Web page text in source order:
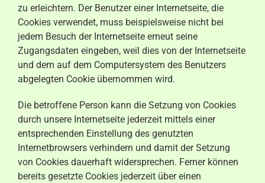
zu erleichtern. Der Benutzer einer Internetseite, die
Cookies verwendet, muss beispielsweise nicht bei
jedem Besuch der Internetseite erneut seine
Zugangsdaten eingeben, weil dies von der Internetseite
und dem auf dem Computersystem des Benutzers
abgelegten Cookie übernommen wird.
Die betroffene Person kann die Setzung von Cookies
durch unsere Internetseite jederzeit mittels einer
entsprechenden Einstellung des genutzten
Internetbrowsers verhindern und damit der Setzung
von Cookies dauerhaft widersprechen. Ferner können
bereits gesetzte Cookies jederzeit über einen